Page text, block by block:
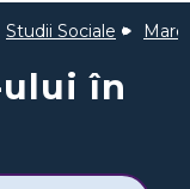
Studii Sociale
în